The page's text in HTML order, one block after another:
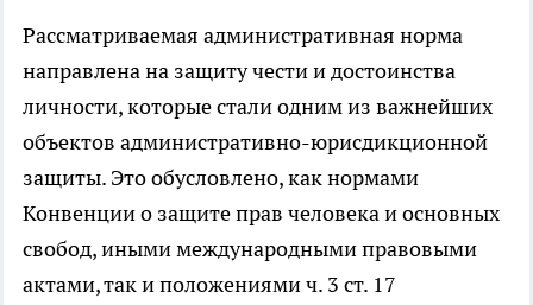
Рассматриваемая административная норма
направлена на защиту чести и достоинства
личности, которые стали одним из важнейших
объектов административно-юрисдикционной
защиты. Это обусловлено, как нормами
Конвенции о защите прав человека и основных
свобод, иными международными правовыми
актами, так и положениями ч. 3 ст. 17